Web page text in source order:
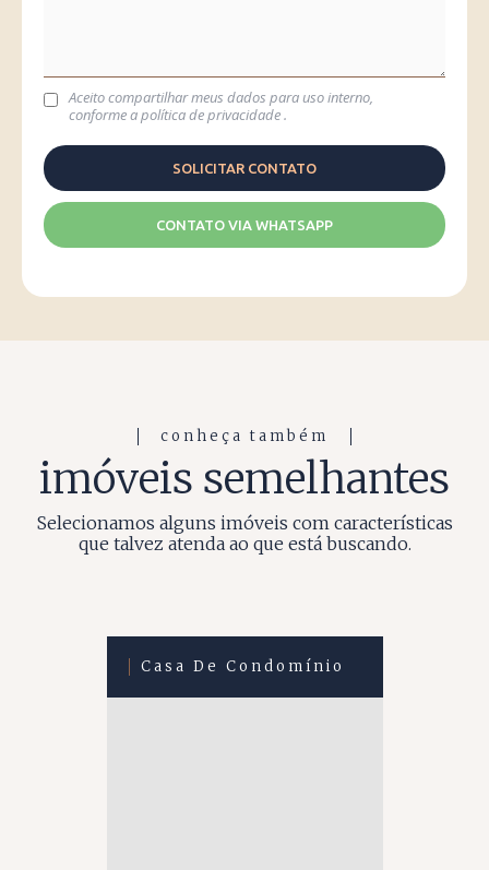
Aceito compartilhar meus dados para uso interno,
conforme apolítica de privacidade.
CONTATO VIA WHATSAPP
conheça também
imóveis semelhantes
Selecionamos alguns imóveis com características
que talvez atenda ao que está buscando.
Casa De Condomínio